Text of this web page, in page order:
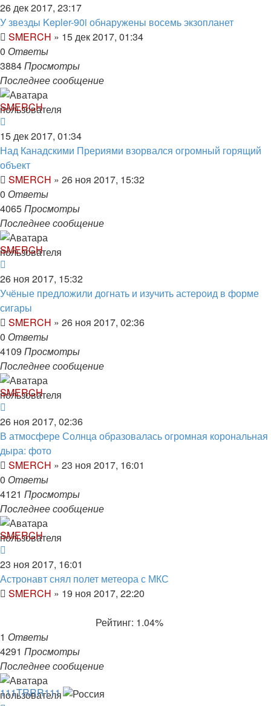
26 дек 2017, 23:17
У звезды Kepler-90i обнаружены восемь экзопланет
SMERCH » 15 дек 2017, 01:34
0 Ответы
3884Просмотры
Последнее сообщение
SMERCH
15 дек 2017, 01:34
Над Канадскими Прериями взорвался огромный горящий
объект
SMERCH » 26 ноя 2017, 15:32
0 Ответы
4065Просмотры
Последнее сообщение
SMERCH
26 ноя 2017, 15:32
Учёные предложили догнать и изучить астероид в форме
сигары
SMERCH » 26 ноя 2017, 02:36
0 Ответы
4109 Просмотры
Последнее сообщение
SMERCH
26 ноя 2017, 02:36
В атмосфере Солнца образовалась огромная корональная
дыра: фото
SMERCH » 23 ноя 2017, 16:01
0 Ответы
4121 Просмотры
Последнее сообщение
SMERCH
23 ноя 2017, 16:01
Астронавт снял полет метеора с МКС
SMERCH » 19 ноя 2017, 22:20
Рейтинг: 1.04%
1 Ответы
4291 Просмотры
Последнее сообщение
111TRRR111